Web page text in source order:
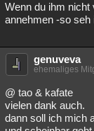
Wenn du ihm nicht
annehmen -so
genuveva
ehemaliges
@ tao & kafate
vielen dank auch.
dann soll ich mich